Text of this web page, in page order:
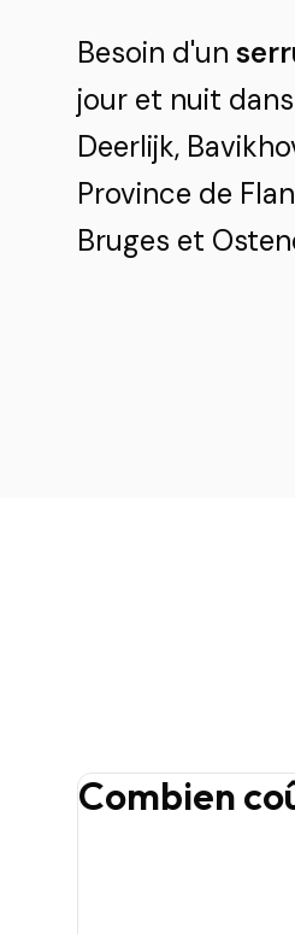
Besoin d'un
jour et nuit
Deerlijk,
Province de
Bruges et
Combien